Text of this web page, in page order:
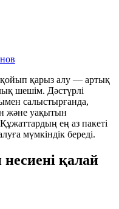
қойып қарыз алу — артық
шешім. Дәстүрлі
салыстырғанда,
және уақытын
ең аз пакеті
мүмкіндік береді.
несиені қалай